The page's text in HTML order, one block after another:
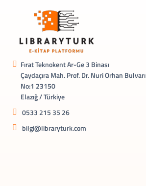
Fırat Teknokent Ar-Ge 3 Binası
Çaydaçıra Mah. Prof. Dr. Nuri Orhan Bulvarı
No:1 23150
Elazığ / Türkiye
0533 215 35 26
bilgi@libraryturk.com